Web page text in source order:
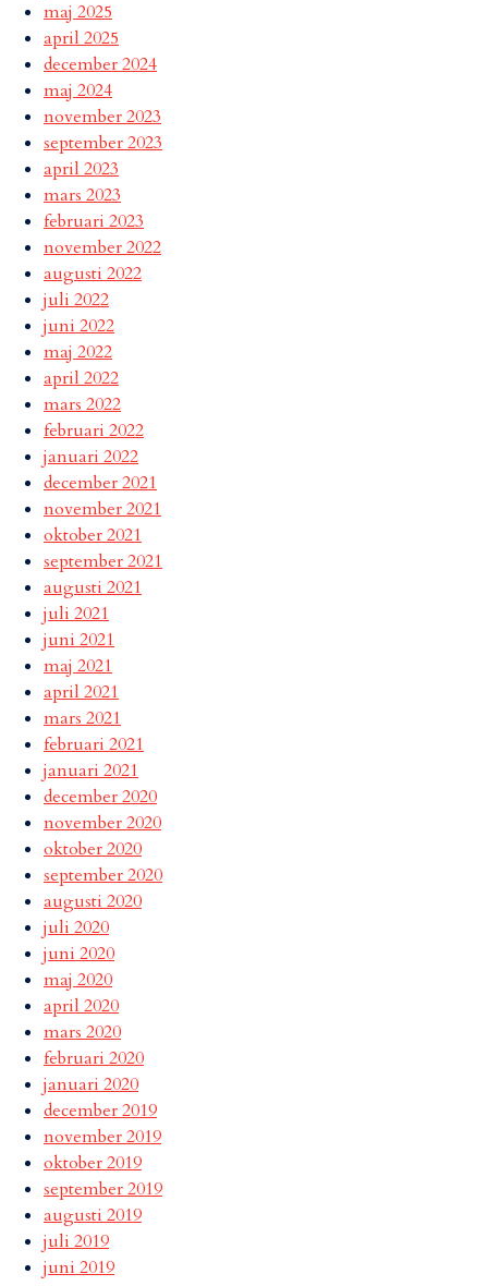
maj 2025
april 2025
december 2024
maj 2024
november 2023
september 2023
april 2023
mars 2023
februari 2023
november 2022
augusti 2022
juli 2022
juni 2022
maj 2022
april 2022
mars 2022
februari 2022
januari 2022
december 2021
november 2021
oktober 2021
september 2021
augusti 2021
juli 2021
juni 2021
maj 2021
april 2021
mars 2021
februari 2021
januari 2021
december 2020
november 2020
oktober 2020
september 2020
augusti 2020
juli 2020
juni 2020
maj 2020
april 2020
mars 2020
februari 2020
januari 2020
december 2019
november 2019
oktober 2019
september 2019
augusti 2019
juli 2019
juni 2019